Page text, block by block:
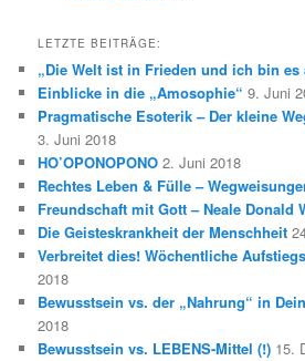
LETZTE BEITRÄGE:
„Die Welt ist in Frieden und ich bin es
Einblicke in die „Amosophie“ 9. Juni
Pragmatische Esoterik – Der kleine
3. Juni 2018
HO’OPONOPONO 2. Juni 2018
Rechtes Leben & Fülle –
Freundschaft mit Gott – Neale Donald
Die Geisteskrankheit der Menschheit
Verbreitet dies! Wöchentliche
2018
Bewusstsein vs. der „Nahrung“ in
2018
Bewusstsein vs. LEBENS-Mittel (!) 15.